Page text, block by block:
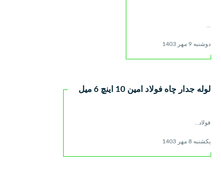
دوشنبه 9 مهر 1403
لوله جدار چاه فولاد امین 10 اینچ 6 میل
فولاد...
یکشنبه 8 مهر 1403